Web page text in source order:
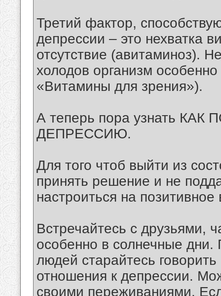
Третий фактор,
депрессии – это нехватка
отсутствие (авитаминоз).
холодов организм
«Витамины для зрения»).
А теперь пора узнать
ДЕПРЕССИЮ.
Для того чтоб выйти из
принять решение и не
настроиться на
Встречайтесь с друзьями,
особенно в солнечные
людей старайтесь
отношения к депрессии.
своими переживаниями.